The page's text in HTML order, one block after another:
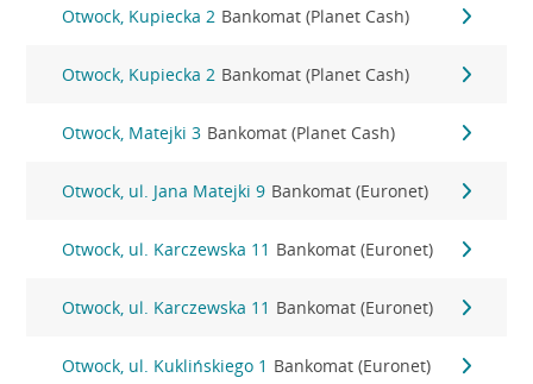
Otwock, Kupiecka 2 Bankomat (Planet Cash)
Otwock, Kupiecka 2 Bankomat (Planet Cash)
Otwock, Matejki 3 Bankomat (Planet Cash)
Otwock, ul. Jana Matejki 9 Bankomat (Euronet)
Otwock, ul. Karczewska 11 Bankomat (Euronet)
Otwock, ul. Karczewska 11 Bankomat (Euronet)
Otwock, ul. Kuklińskiego 1 Bankomat (Euronet)